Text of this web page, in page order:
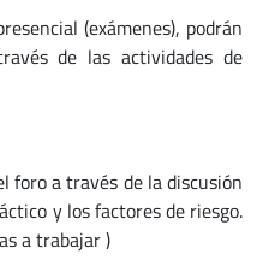
(exámenes), podrán
de las actividades de
foro a través de la discusión
y los factores de riesgo.
a trabajar )